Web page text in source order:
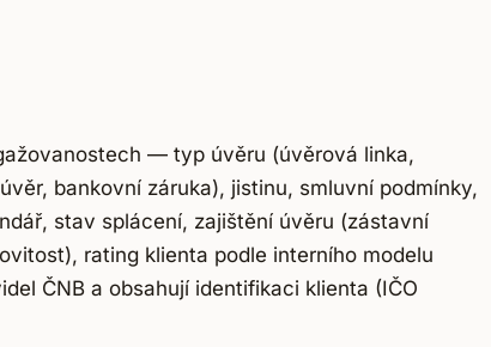
— typ úvěru (úvěrová linka,
bankovní záruka), jistinu, smluvní podmínky,
stav splácení, zajištění úvěru (zástavní
rating klienta podle interního modelu
ČNB a obsahují identifikaci klienta (IČO